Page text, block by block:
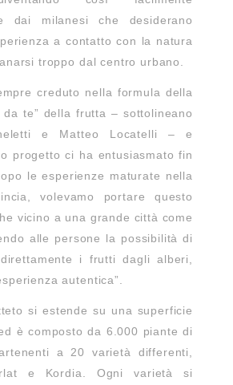
dai milanesi che desiderano
a contatto con la natura
troppo dal centro urbano.
creduto nella formula della
da te” della frutta – sottolineano
e Matteo Locatelli – e
progetto ci ha entusiasmato fin
le esperienze maturate nella
volevamo portare questo
vicino a una grande città come
alle persone la possibilità di
i frutti dagli alberi,
autentica”.
si estende su una superficie
è composto da 6.000 piante di
a 20 varietà differenti,
e Kordia. Ogni varietà si